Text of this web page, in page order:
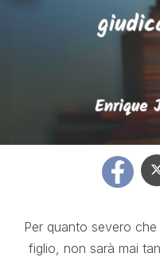
Per quanto severo
figlio, non sarà mai